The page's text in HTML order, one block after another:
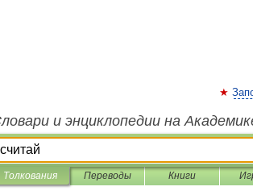
и энциклопедии на
Толкования Переводы Книги